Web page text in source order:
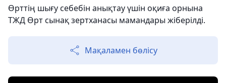
Өрттің шығу себебін анықтау үшін оқиға орнына
ТЖД Өрт сынақ зертханасы мамандары жіберілді.
Мақаламен бөлісу